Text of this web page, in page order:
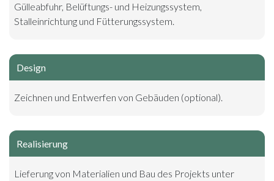
Gülleabfuhr, Belüftungs- und Heizungssystem,
Stalleinrichtung und Fütterungssystem.
Design
Zeichnen und Entwerfen von Gebäuden (optional).
Realisierung
Lieferung von Materialien und Bau des Projekts unter